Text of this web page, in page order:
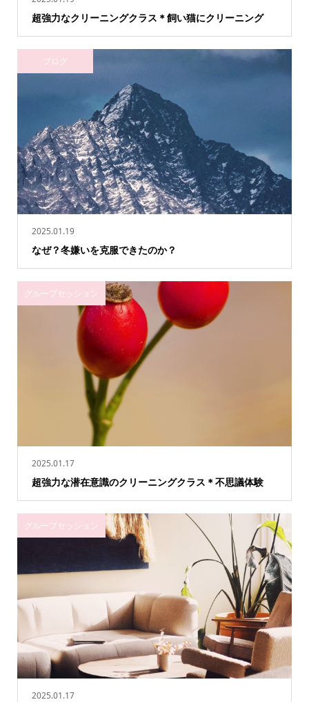
超強力なクリーニングクラス＊飼い猫にクリーニング
2025.01.19
なぜ？冬嫌いを克服できたのか？
ブログ
2025.01.17
超強力な潜在意識のクリーニングクラス＊不思議体験
グループセッション
2025.01.17
グループセッション